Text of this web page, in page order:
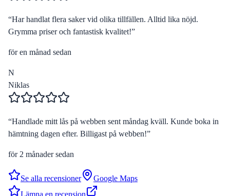
“Har handlat flera saker vid olika tillfällen. Alltid lika nöjd.
Grymma priser och fantastisk kvalitet!”
för en månad sedan
N
Niklas
“Handlade mitt lås på webben sent måndag kväll. Kunde boka in
hämtning dagen efter. Billigast på webben!”
för 2 månader sedan
Se alla recensioner
Google Maps
Lämna en recension